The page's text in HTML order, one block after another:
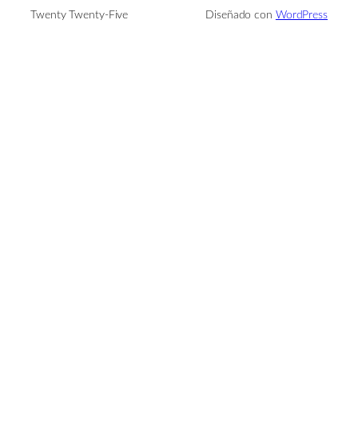
Twenty Twenty-Five Diseñado con WordPress